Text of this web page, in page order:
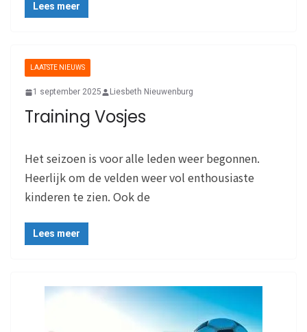
Lees meer
LAATSTE NIEUWS
1 september 2025 Liesbeth Nieuwenburg
Training Vosjes
Het seizoen is voor alle leden weer begonnen.
Heerlijk om de velden weer vol enthousiaste
kinderen te zien. Ook de
Lees meer